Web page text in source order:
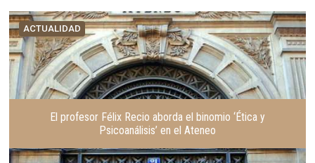
ACTUALIDAD
El profesor Félix Recio aborda el binomio ‘Ética y
Psicoanálisis’ en el Ateneo